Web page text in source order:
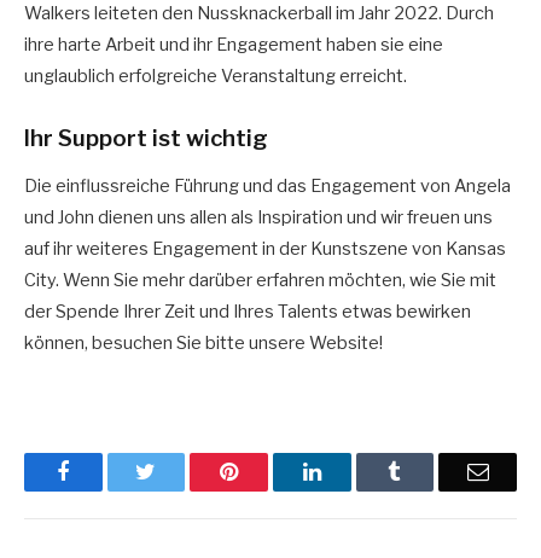
Walkers leiteten den Nussknackerball im Jahr 2022. Durch
ihre harte Arbeit und ihr Engagement haben sie eine
unglaublich erfolgreiche Veranstaltung erreicht.
Ihr Support ist wichtig
Die einflussreiche Führung und das Engagement von Angela
und John dienen uns allen als Inspiration und wir freuen uns
auf ihr weiteres Engagement in der Kunstszene von Kansas
City. Wenn Sie mehr darüber erfahren möchten, wie Sie mit
der Spende Ihrer Zeit und Ihres Talents etwas bewirken
können, besuchen Sie bitte unsere Website!
Facebook Pinterest LinkedIn Email